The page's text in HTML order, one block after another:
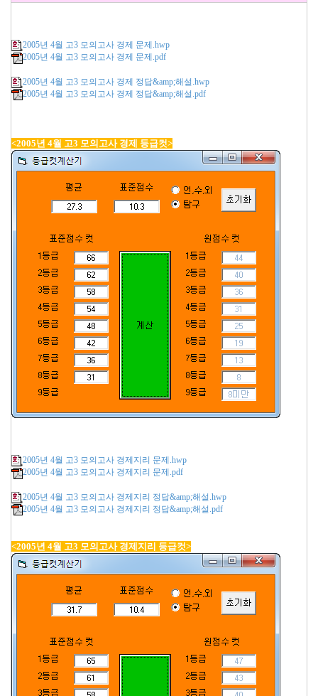
2005년 4월 고3 모의고사 경제 문제.hwp
2005년 4월 고3 모의고사 경제 문제.pdf
2005년 4월 고3 모의고사 경제 정답&amp;해설.hwp
2005년 4월 고3 모의고사 경제 정답&amp;해설.pdf
<2005년 4월 고3 모의고사 경제 등급컷>
2005년 4월 고3 모의고사 경제지리 문제.hwp
2005년 4월 고3 모의고사 경제지리 문제.pdf
2005년 4월 고3 모의고사 경제지리 정답&amp;해설.hwp
2005년 4월 고3 모의고사 경제지리 정답&amp;해설.pdf
<2005년 4월 고3 모의고사 경제지리 등급컷>